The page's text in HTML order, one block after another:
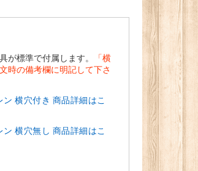
が標準で付属します。
「横
時の備考欄に明記して下さ
横穴付き 商品詳細はこ
横穴無し 商品詳細はこ